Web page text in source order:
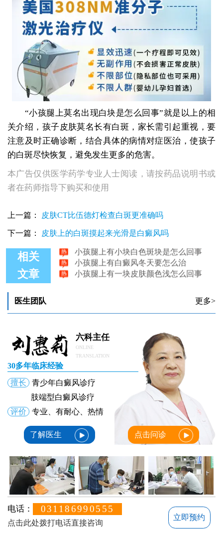
“小孩腿上莫名出现白块是怎么回事”就是以上的相
关介绍，孩子皮肤莫名长有白斑，家长需引起重视，要
注意及时正确诊断，结合具体的病情对症医治，使孩子
的白斑尽快恢复，避免发生更多的危害。
本广告仅供医学药学专业人士阅读，请按药品说明书或
者在药师指导下购买和使用
上一篇： 皮肤CT比伍德灯检查白斑更准确吗
下一篇： 皮肤上的白斑摸起来光滑是白癜风吗
相关
文章
小孩腿上有白斑块怎么回事
小孩腿上白斑图 孩子长白斑能治好吗
小孩腿上有白癜风冬天要怎么治
小孩腿上有一块皮肤颜色浅怎么回事
小孩腿上白一块照光后不见好转怎么办
医生团队 更多>
六科主任
ONLINE
TRANSLATION
30多年临床经验
擅长
青少年白癜风诊疗
肢端型白癜风诊疗
评价
专业、有耐心、热情
了解医生 点击问诊
电话： 031186990555
点击此处拨打电话直接咨询
立即预约